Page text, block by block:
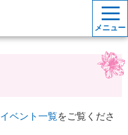
メニュー
イベント一覧をご覧くださ